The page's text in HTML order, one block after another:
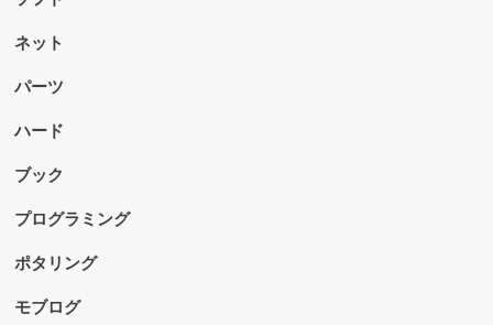
ネット
パーツ
ハード
ブック
プログラミング
ポタリング
モブログ